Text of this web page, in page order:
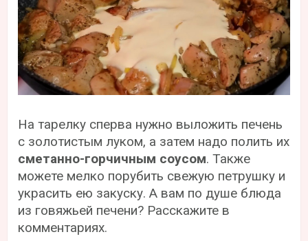
На тарелку сперва нужно выложить печень
с золотистым луком, а затем надо полить их
сметанно-горчичным соусом. Также
можете мелко порубить свежую петрушку и
украсить ею закуску. А вам по душе блюда
из говяжьей печени? Расскажите в
комментариях.